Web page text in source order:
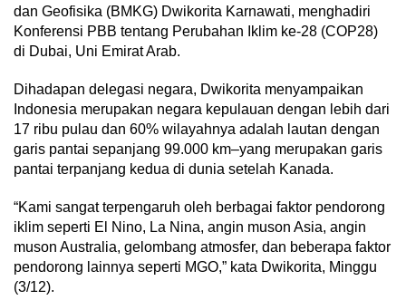
dan Geofisika (BMKG) Dwikorita Karnawati, menghadiri
Konferensi PBB tentang Perubahan Iklim ke-28 (COP28)
di Dubai, Uni Emirat Arab.
Dihadapan delegasi negara, Dwikorita menyampaikan
Indonesia merupakan negara kepulauan dengan lebih dari
17 ribu pulau dan 60% wilayahnya adalah lautan dengan
garis pantai sepanjang 99.000 km–yang merupakan garis
pantai terpanjang kedua di dunia setelah Kanada.
“Kami sangat terpengaruh oleh berbagai faktor pendorong
iklim seperti El Nino, La Nina, angin muson Asia, angin
muson Australia, gelombang atmosfer, dan beberapa faktor
pendorong lainnya seperti MGO,” kata Dwikorita, Minggu
(3/12).